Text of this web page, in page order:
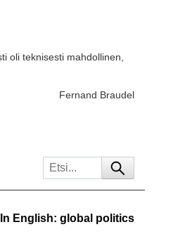
oli teknisesti mahdollinen,
Fernand Braudel
In English: global politics